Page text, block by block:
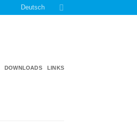
Deutsch
DOWNLOADS LINKS